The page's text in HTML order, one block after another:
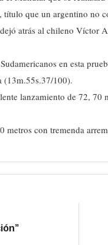
que un argentino no
atrás al chileno Víctor
en esta
(13m.55s.37/100).
lanzamiento de 72,
metros con tremenda